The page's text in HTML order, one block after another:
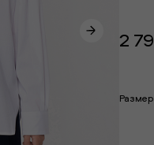
2
Размер